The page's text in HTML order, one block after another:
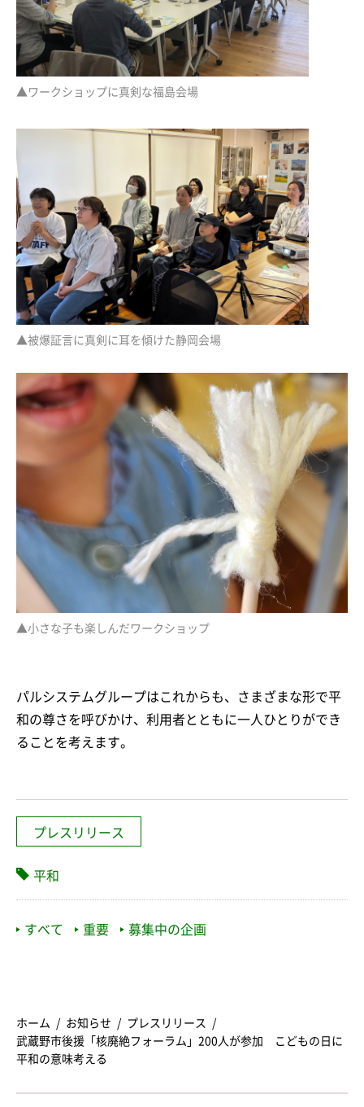
▲ワークショップに真剣な福島会場
▲被爆証言に真剣に耳を傾けた静岡会場
▲小さな子も楽しんだワークショップ
パルシステムグループはこれからも、さまざまな形で平
和の尊さを呼びかけ、利用者とともに一人ひとりができ
ることを考えます。
プレスリリース
平和
すべて 重要 募集中の企画
ホーム お知らせ
プレスリリース
武蔵野市後援「核廃絶フォーラム」200人が参加 こどもの日に
平和の意味考える